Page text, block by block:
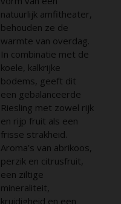
natuurlijk amfitheater,
behouden ze de
warmte van overdag.
In combinatie met de
koele, kalkrijke
bodems, geeft dit
een gebalanceerde
Riesling met zowel rijk
en rijp fruit als een
frisse strakheid.
Aroma’s van abrikoos,
perzik en citrusfruit,
een ziltige
mineraliteit,
kruidigheid en een